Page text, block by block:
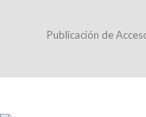
Publicación de